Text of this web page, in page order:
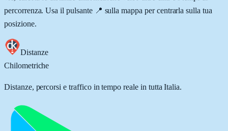
percorrenza. Usa il pulsante 📍 sulla mappa per centrarla sulla tua
posizione.
Distanze
Chilometriche
Distanze, percorsi e traffico in tempo reale in tutta Italia.